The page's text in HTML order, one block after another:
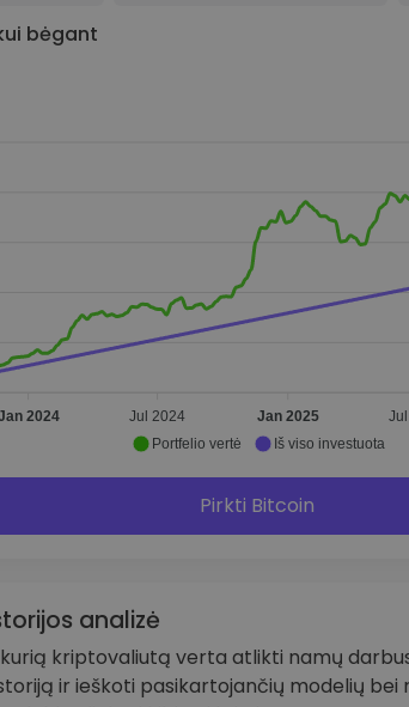
bėgant
2024 Jul 2024 Jan 2025
Portfelio vertė Iš viso investuota
Pirkti Bitcoin
analizė
kriptovaliutą verta atlikti namų
ir ieškoti pasikartojančių modelių bei